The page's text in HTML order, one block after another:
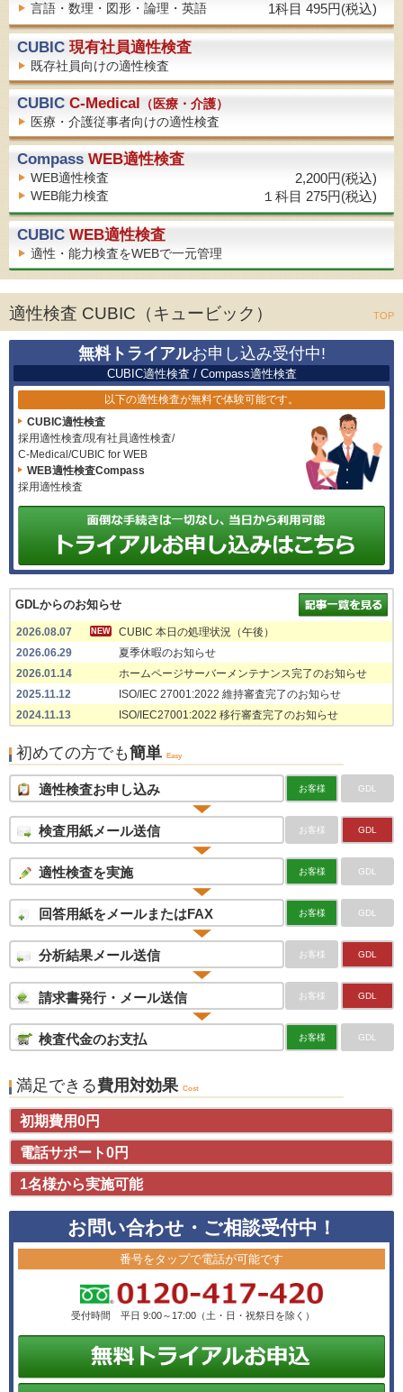
言語・数理・図形・論理・英語 1科目 495円(税込)
CUBIC 現有社員適性検査
既存社員向けの適性検査
CUBIC C-Medical （医療・介護）
医療・介護従事者向けの適性検査
Compass WEB適性検査
WEB適性検査 2,200円(税込)
WEB能力検査 １科目 275円(税込)
CUBIC WEB適性検査
適性・能力検査をWEBで一元管理
適性検査 CUBIC（キュービック） TOP
無料トライアルお申し込み受付中!
CUBIC適性検査 / Compass適性検査
以下の適性検査が無料で体験可能です。
CUBIC適性検査
採用適性検査/現有社員適性検査/
C-Medical/CUBIC for WEB
WEB適性検査Compass
採用適性検査
GDLからのお知らせ
2026.08.07 NEW
CUBIC 本日の処理状況（午後）
2026.06.29
夏季休暇のお知らせ
2026.01.14
ホームページサーバーメンテナンス完了のお知らせ
2025.11.12
ISO/IEC 27001:2022 維持審査完了のお知らせ
2024.11.13
ISO/IEC27001:2022 移行審査完了のお知らせ
初めての方でも簡単 Easy
適性検査お申し込み お客様 GDL
検査用紙メール送信 お客様 GDL
適性検査を実施 お客様 GDL
回答用紙をメールまたはFAX お客様 GDL
分析結果メール送信 お客様 GDL
請求書発行・メール送信 お客様 GDL
検査代金のお支払 お客様 GDL
満足できる費用対効果 Cost
初期費用0円
電話サポート0円
1名様から実施可能
お問い合わせ・ご相談受付中！
番号をタップで電話が可能です
受付時間 平日 9:00～17:00（土・日・祝祭日を除く）